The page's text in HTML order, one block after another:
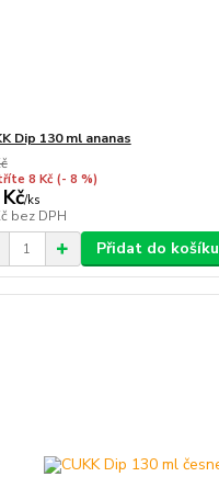
Dip 130 ml ananas
8 Kč (- 8 %)
/ks
bez DPH
Přidat do košíku